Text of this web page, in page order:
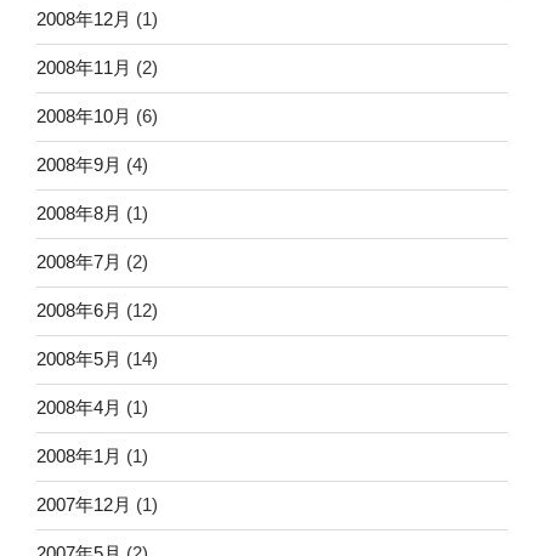
2008年12月 (1)
2008年11月 (2)
2008年10月 (6)
2008年9月 (4)
2008年8月 (1)
2008年7月 (2)
2008年6月 (12)
2008年5月 (14)
2008年4月 (1)
2008年1月 (1)
2007年12月 (1)